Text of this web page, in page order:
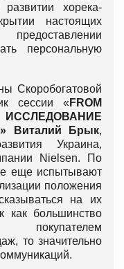
хорека-
настоящих
персональную
Скоробогатовой
сессии « FROM
Виталий Брык,
Украина,
Nielsen. По
еще испытывают
положения
на их
как большинство
покупателем
то значительно